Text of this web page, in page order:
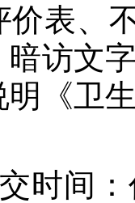
表、
访文
《卫
时间